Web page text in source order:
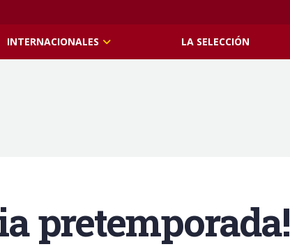
INTERNACIONALES LA SELECCIÓN
pretemporada!